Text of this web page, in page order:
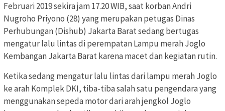
Februari 2019 sekira jam 17.20 WIB, saat korban Andri
Nugroho Priyono (28) yang merupakan petugas Dinas
Perhubungan (Dishub) Jakarta Barat sedang bertugas
mengatur lalu lintas di perempatan Lampu merah Joglo
Kembangan Jakarta Barat karena macet dan kegiatan rutin.
Ketika sedang mengatur lalu lintas dari lampu merah Joglo
ke arah Komplek DKI, tiba-tiba salah satu pengendara yang
menggunakan sepeda motor dari arah jengkol Joglo